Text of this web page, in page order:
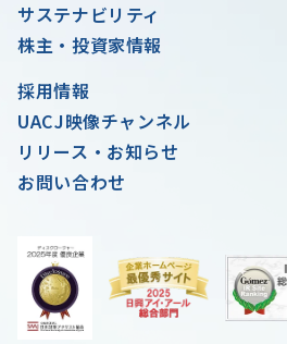
サステナビリティ
株主・投資家情報
採用情報
UACJ映像チャンネル
リリース・お知らせ
お問い合わせ